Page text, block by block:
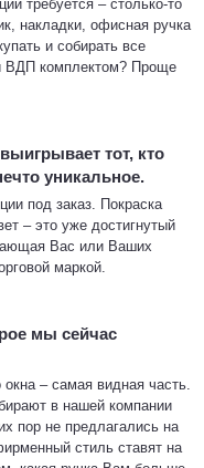
требуется – столько-то
накладки, офисная ручка
и собирать все
ВДП комплектом? Проще
тот, кто
уникальное.
под заказ. Покраска
– это уже достигнутый
Вас или Ваших
маркой.
мы сейчас
– самая видная часть.
в нашей компании
пор не предлагались на
стиль ставят на